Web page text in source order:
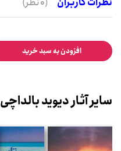
افزودن به سبد خرید
سایر آثار دیوید بالداچی